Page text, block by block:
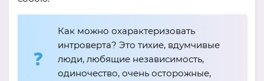
Как можно охарактеризовать
интроверта? Это тихие, вдумчивые
люди, любящие независимость,
одиночество, очень осторожные,